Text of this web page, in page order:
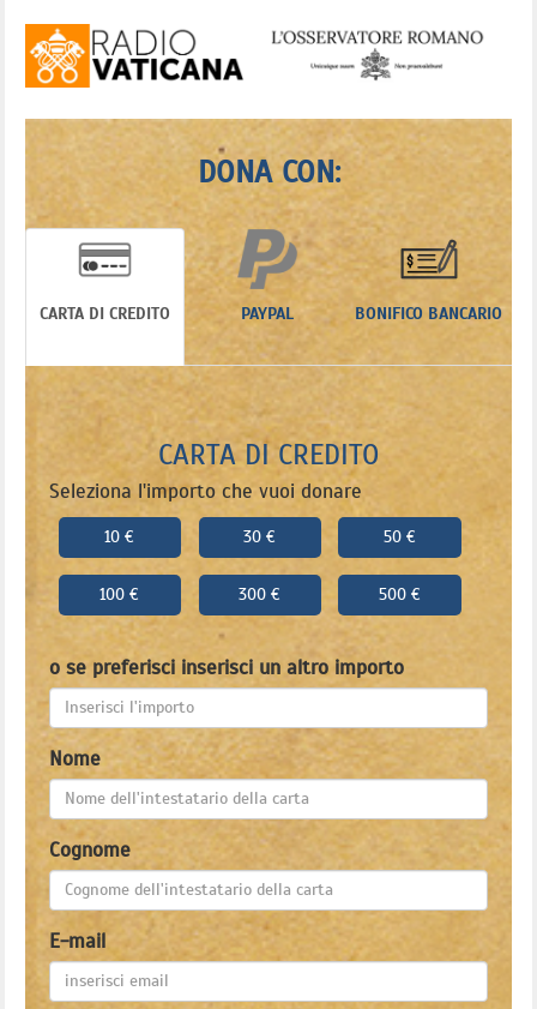
DONA CON:
CARTA DI CREDITO PAYPAL BONIFICO BANCARIO
CARTA DI CREDITO
Seleziona l'importo che vuoi donare
10 € 30 € 50 €
100 € 300 € 500 €
o se preferisci inserisci un altro importo
Nome
Cognome
E-mail